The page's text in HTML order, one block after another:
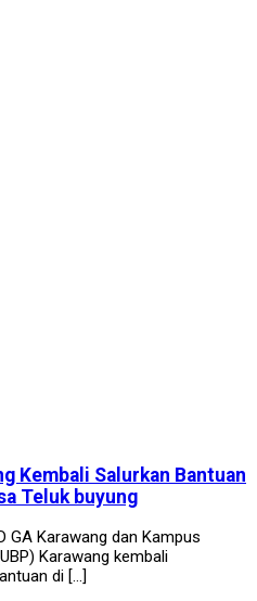
Kembali Salurkan Bantuan
Teluk buyung
Karawang dan Kampus
Karawang kembali
di […]